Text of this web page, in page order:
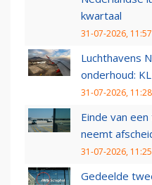
kwartaal
31-07-2026, 11:57
Luchthavens
onderhoud:
31-07-2026, 11:28
Einde van
neemt
31-07-2026, 11:25
Gedeelde